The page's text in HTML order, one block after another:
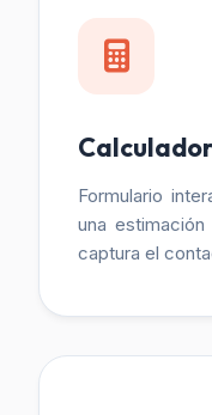
Formulario
una
captura el